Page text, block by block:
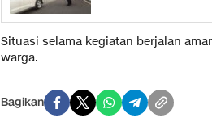
Situasi selama kegiatan berjalan
warga.
Bagikan